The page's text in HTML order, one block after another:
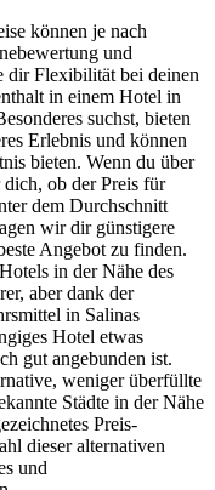
können je nach
und
dir Flexibilität bei deinen
in einem Hotel in
suchst, bieten
Erlebnis und können
bieten. Wenn du über
ob der Preis für
dem Durchschnitt
wir dir günstigere
Angebot zu finden.
Hotels in der Nähe des
aber dank der
in Salinas
Hotel etwas
gut angebunden ist.
weniger überfüllte
Städte in der Nähe
Preis-
dieser alternativen
und